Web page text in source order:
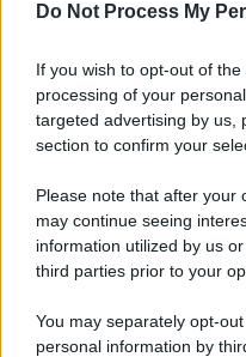
Do Not Process My
If you wish to opt-out of
processing of your
targeted advertising by us,
section to confirm your
Please note that after your
may continue seeing
information utilized by us
third parties prior to your
You may separately opt-
personal information by